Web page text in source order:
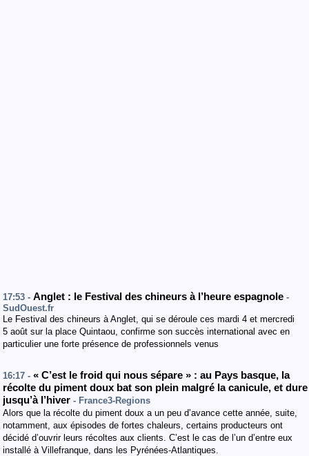
17:53 - Anglet : le Festival des chineurs à l’heure espagnole -
SudOuest.fr
Le Festival des chineurs à Anglet, qui se déroule ces mardi 4 et mercredi
5 août sur la place Quintaou, confirme son succès international avec en
particulier une forte présence de professionnels venus
16:17 - « C’est le froid qui nous sépare » : au Pays basque, la
récolte du piment doux bat son plein malgré la canicule, et dure
jusqu’à l’hiver - France3-Regions
Alors que la récolte du piment doux a un peu d’avance cette année, suite,
notamment, aux épisodes de fortes chaleurs, certains producteurs ont
décidé d’ouvrir leurs récoltes aux clients. C’est le cas de l’un d’entre eux
installé à Villefranque, dans les Pyrénées-Atlantiques.